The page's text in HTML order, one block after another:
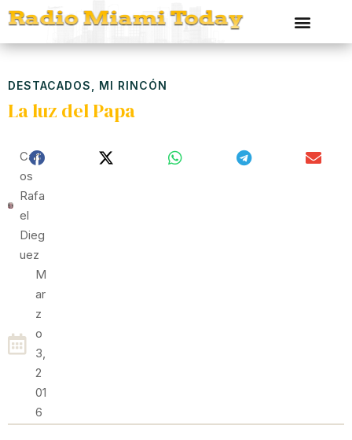
DESTACADOS MI RINCÓN
La luz del Papa
Carl
Os
Rafa
El
Dieg
Uez
M
Ar
Z
O
3,
2
01
6